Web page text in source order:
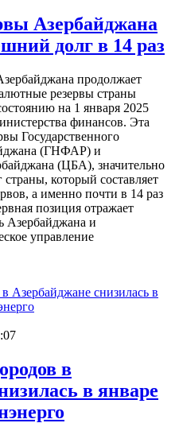
Азербайджана
долг в 14 раз
продолжает
резервы страны
на 1 января 2025
финансов. Эта
Государственного
(ГНФАР) и
(ЦБА), значительно
который составляет
а именно почти в 14 раз
позиция отражает
Азербайджана и
управление
в
в январе